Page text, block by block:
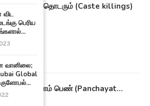
தமிழகத்தில் தொடரும் (Caste killings)
சாதி...
09/11/2021
22 வயது இளம் பெண் (Panchayat...
விட
பெரிய
வானிலை;
Global